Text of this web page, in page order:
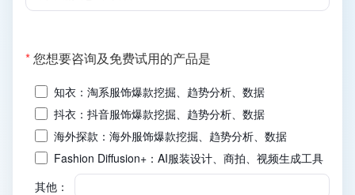
*您想要咨询及免费试用的产品是
知衣：淘系服饰爆款挖掘、趋势分析、数据
抖衣：抖音服饰爆款挖掘、趋势分析、数据
海外探款：海外服饰爆款挖掘、趋势分析、数据
Fashion Diffusion+：AI服装设计、商拍、视频生成工具
其他：